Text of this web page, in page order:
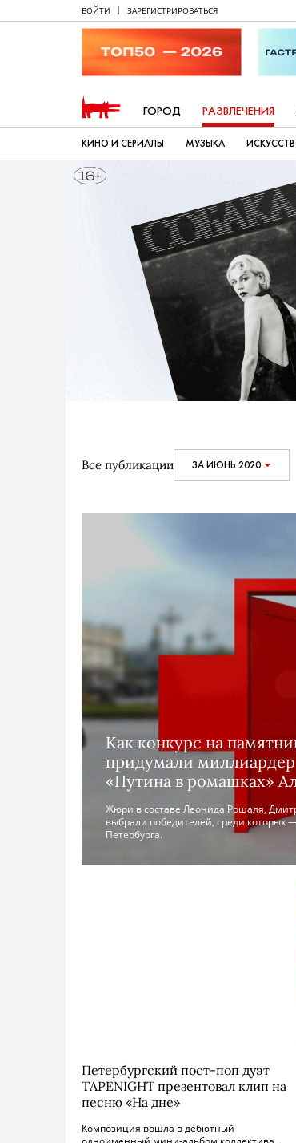
ВОЙТИ ЗАРЕГИСТРИРОВАТЬСЯ
ГОРОД РАЗВЛЕЧЕНИЯ
КИНО И СЕРИАЛЫ МУЗЫКА
Все публикации ЗА ИЮНЬ 2020
Как конкурс на
придумали
«Путина в ромашках»
Жюри в составе Леонида Рошаля,
выбрали победителей, среди которых
Петербурга.
Петербургский пост-поп дуэт
TAPENIGHT презентовал клип на
песню «На дне»
Композиция вошла в дебютный